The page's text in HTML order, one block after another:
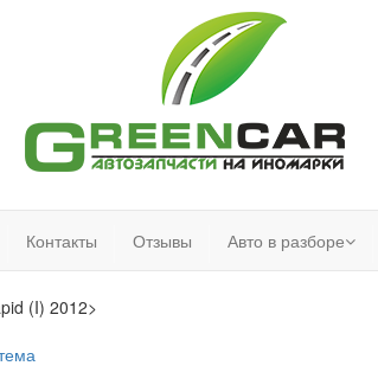
Контакты Отзывы Авто в разборе
(I) 2012>